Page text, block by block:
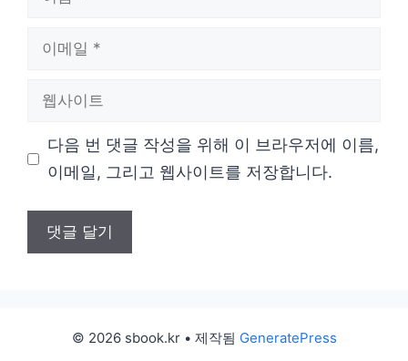
다음 번 댓글 작성을 위해 이 브라우저에 이름,
이메일, 그리고 웹사이트를 저장합니다.
© 2026 sbook.kr• 제작됨 GeneratePress